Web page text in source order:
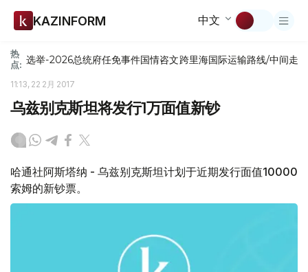
KAZINFORM 中文
热
点: 选举-2026总统府任免事件国情咨文跨里海国际运输路线/中间走廊
11:13, 22 2月 2017
乌兹别克斯坦将发行1万面值新钞
哈通社阿斯塔纳 - 乌兹别克斯坦计划于近期发行面值10000
索姆的新钞票。